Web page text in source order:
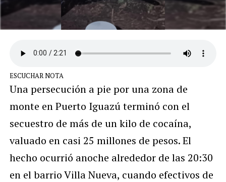
ESCUCHAR NOTA
Una persecución a pie por una zona de
monte en Puerto Iguazú terminó con el
secuestro de más de un kilo de cocaína,
valuado en casi 25 millones de pesos. El
hecho ocurrió anoche alrededor de las 20:30
en el barrio Villa Nueva, cuando efectivos de